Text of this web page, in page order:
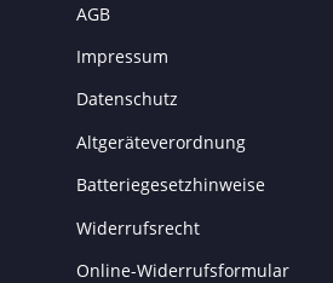
AGB
Impressum
Datenschutz
Altgeräteverordnung
Batteriegesetzhinweise
Widerrufsrecht
Online-Widerrufsformular